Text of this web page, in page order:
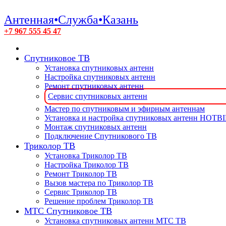
Антенная•Служба•Казань
+7 967 555 45 47
Спутниковое ТВ
Установка спутниковых антенн
Настройка спутниковых антенн
Ремонт спутниковых антенн
Сервис спутниковых антенн
Мастер по спутниковым и эфирным антеннам
Установка и настройка спутниковых антенн
Монтаж спутниковых антенн
Подключение Спутникового ТВ
Триколор ТВ
Установка Триколор ТВ
Настройка Триколор ТВ
Ремонт Триколор ТВ
Вызов мастера по Триколор ТВ
Сервис Триколор ТВ
Решение проблем Триколор ТВ
МТС Спутниковое ТВ
Установка спутниковых антенн МТС ТВ